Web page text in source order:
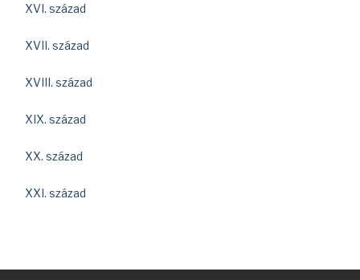
XVI. század
XVII. század
XVIII. század
XIX. század
XX. század
XXI. század